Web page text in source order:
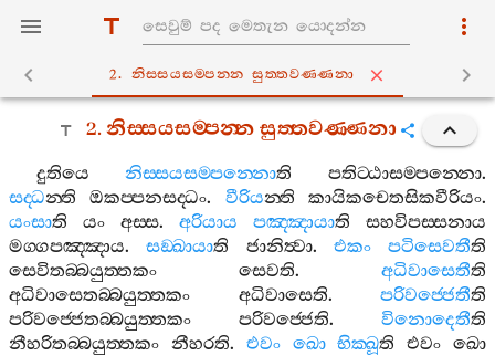
2. නිස‍්සයසම‍්පන‍්න සුත‍්තවණ‍්ණනා
2.නිස‍්සයසම‍්පන‍්නසුත‍්තවණ‍්ණනා
දුතියෙ නිස‍්සයසම‍්පන‍්නොති පතිට‍්ඨාසම‍්පන‍්නො.
සද‍්ධන‍්ති ඔකප‍්පනසද‍්ධං. වීරියන‍්ති කායිකචෙතසිකවීරියං.
යංසාති යං අස‍්ස. අරියාය පඤ‍්ඤායාති
සහවිපස‍්සනාය
මග‍්ගපඤ‍්ඤාය.සඞ‍්ඛායාති ජානිත්‍වා. එකං පටිසෙවතීති
සෙවිතබ‍්බයුත‍්තකං
සෙවති. අධිවාසෙතීති
අධිවාසෙතබ‍්බයුත‍්තකං
අධිවාසෙති. පරිවජ‍්ජෙතීති
පරිවජ‍්ජෙතබ‍්බයුත‍්තකං
පරිවජ‍්ජෙති. විනොදෙතීති
නීහරිතබ‍්බයුත‍්තකං නීහරති. එවං ඛො භික‍්ඛූති එවං ඛො